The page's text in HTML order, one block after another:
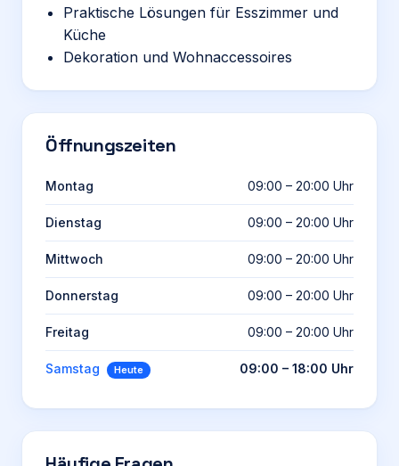
Praktische Lösungen für Esszimmer und
Küche
Dekoration und Wohnaccessoires
Öffnungszeiten
Montag 09:00 – 20:00 Uhr
Dienstag 09:00 – 20:00 Uhr
Mittwoch 09:00 – 20:00 Uhr
Donnerstag 09:00 – 20:00 Uhr
Freitag 09:00 – 20:00 Uhr
Samstag Heute 09:00 – 18:00 Uhr